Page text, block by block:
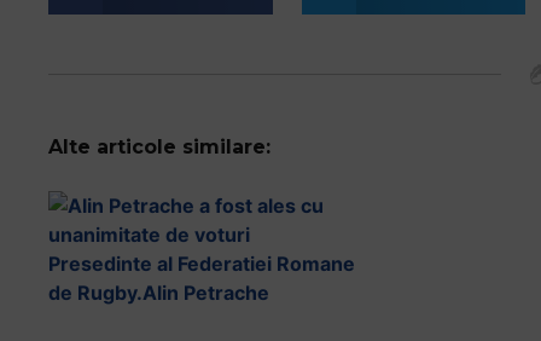
Alte articole similare: